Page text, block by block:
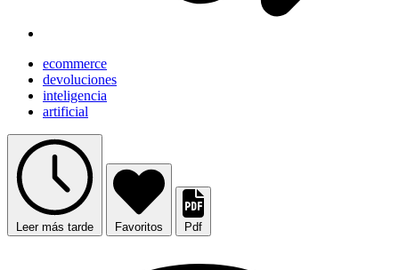
ecommerce
devoluciones
inteligencia
artificial
Leer más tarde Favoritos Pdf